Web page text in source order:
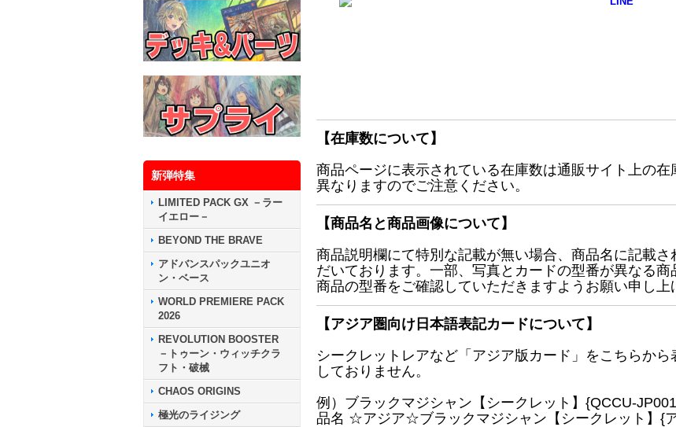
新弾特集
LIMITED PACK GX －ラー
イエロー－
BEYOND THE BRAVE
アドバンスパックユニオ
ン・ベース
WORLD PREMIERE PACK
2026
REVOLUTION BOOSTER
－トゥーン・ウィッチクラ
フト・破械
CHAOS ORIGINS
極光のライジング
【在庫数について】
商品ページに表示されている在庫数は通販サイト上の
異なりますのでご注意ください。
【商品名と商品画像について】
商品説明欄にて特別な記載が無い場合、商品名に記載
だいております。一部、写真とカードの型番が異なる
商品の型番をご確認していただきますようお願い申し上
【アジア圏向け日本語表記カードについて】
シークレットレアなど「アジア版カード」をこちらか
しておりません。
例）ブラックマジシャン【シークレット】{QCCU-
品名 ☆アジア☆ブラックマジシャン【シークレット】{